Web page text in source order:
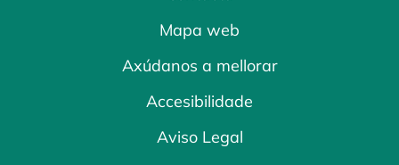
Mapa web
Axúdanos a mellorar
Accesibilidade
Aviso Legal